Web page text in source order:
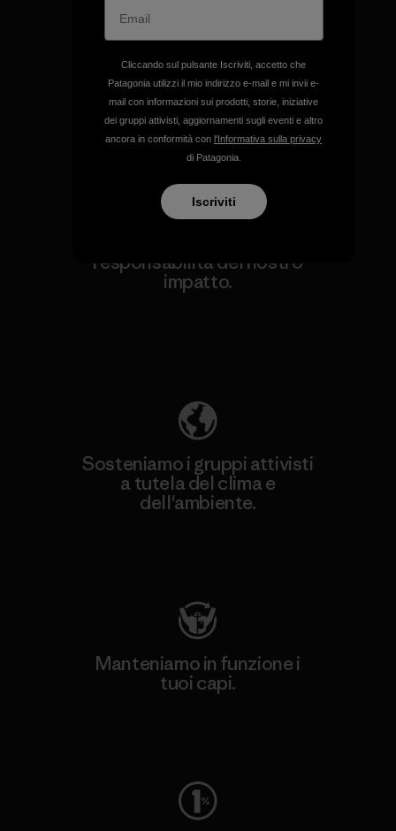
Garantiamo ogni prodotto
realizzato.
Garanzia Corazzata
responsabilità del nostro
impatto.
Sosteniamo i gruppi attivisti
a tutela del clima e
dell'ambiente.
Manteniamo in funzione i
tuoi capi.
Cliccando sul pulsante Iscriviti, accetto che
Patagonia utilizzi il mio indirizzo e-mail e mi invii e-
mail con informazioni sui prodotti, storie, iniziative
dei gruppi attivisti, aggiornamenti sugli eventi e altro
ancora in conformità con l'Informativa sulla privacy
di Patagonia.
Iscriviti